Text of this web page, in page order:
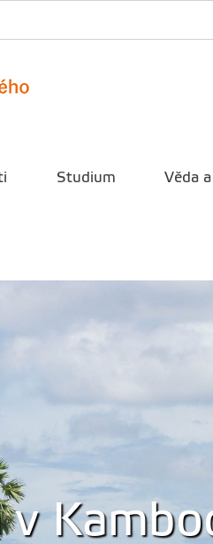
Studium Věda
v